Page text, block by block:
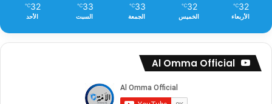
32
℃
الأربعاء
32
℃
الخميس
33
℃
الجمعة
33
℃
السبت
32
℃
الأحد
Al Omma Official